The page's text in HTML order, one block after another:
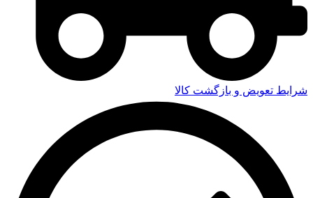
شرایط تعویض و بازگشت کالا